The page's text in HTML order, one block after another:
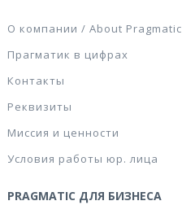
О компании / About Pragmatic
Прагматик в цифрах
Контакты
Реквизиты
Миссия и ценности
Условия работы юр. лица
PRAGMATIC ДЛЯ БИЗНЕСА